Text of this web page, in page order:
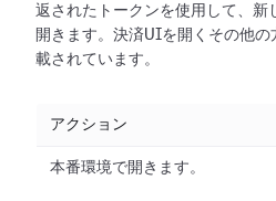
返されたトークンを使用して、新
開きます。決済UIを開くその他の
載されています。
アクション
本番環境で開きます。